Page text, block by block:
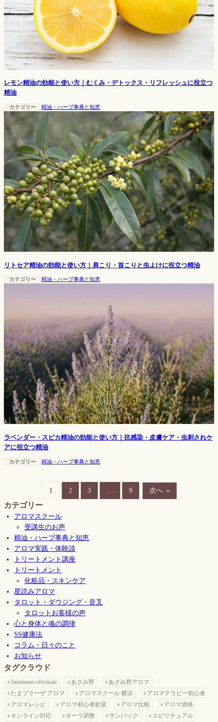
レモン精油の効能と使い方｜むくみ・デトックス・リフレッシュに役立つ
精油
カテゴリー 精油・ハーブ事典と知恵
リトセア精油の効能と使い方｜肩こり・首こりと虫よけに役立つ精油
カテゴリー 精油・ハーブ事典と知恵
ラベンダー・スピカ精油の効能と使い方｜抗感染・皮膚ケア・虫刺されケ
アに役立つ精油
カテゴリー 精油・ハーブ事典と知恵
1 2 3 9 次へ »
カテゴリー
アロマスクール
受講生のお声
精油・ハーブ事典と知恵
アロマ実践・体験談
トリートメント講座
トリートメント
化粧品・スキンケア
星読みアロマ
タロット・ダウジング・音叉
タロットお客様の声
心と身体と魂の調律
SS健康法
コラム・日々のこと
お知らせ
タグクラウド
Jasminum officinale あざみ野
あざみ野アロマ
たまプラーザ アロマ
アロマスクール 横浜
アロマテラピー初心者
アロマレシピ
アロマ初心者歓迎 アロマ比較
アロマ資格
オンライン対応
オーラ調整 サンバック
スピリチュアル